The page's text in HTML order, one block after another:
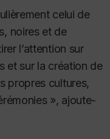
celui de
noires et de
l’attention sur
et sur la création de
propres cultures,
», ajoute-